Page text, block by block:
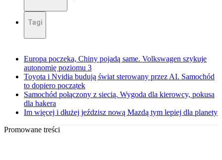
Tagi
Europa poczeka, Chiny pojadą same. Volkswagen szykuje
autonomię poziomu 3
Toyota i Nvidia budują świat sterowany przez AI. Samochód
to dopiero początek
Samochód połączony z siecią. Wygoda dla kierowcy, pokusa
dla hakera
Im więcej i dłużej jeździsz nową Mazdą tym lepiej dla planety
Promowane treści